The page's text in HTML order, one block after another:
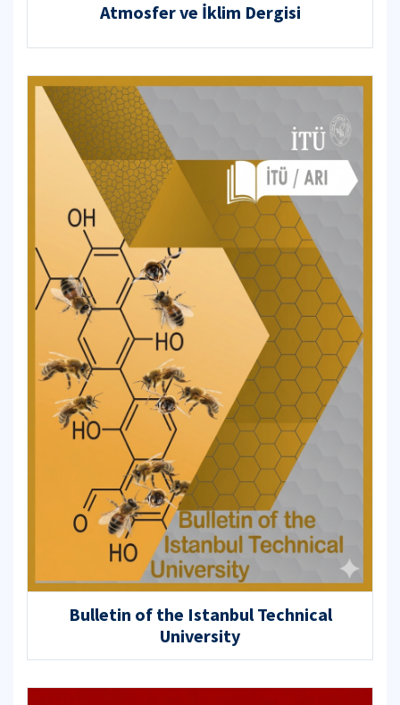
Atmosfer ve İklim Dergisi
Bulletin of the Istanbul Technical
University